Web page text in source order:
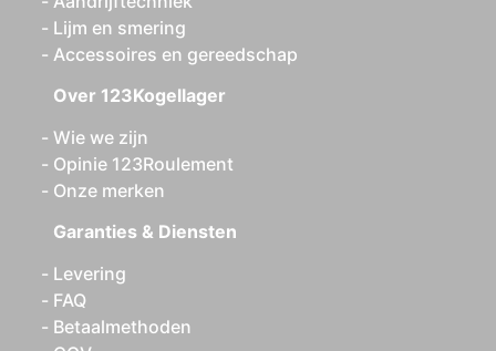
Lijm en smering
Accessoires en gereedschap
Over 123Kogellager
Wie we zijn
Opinie 123Roulement
Onze merken
Garanties & Diensten
Levering
FAQ
Betaalmethoden